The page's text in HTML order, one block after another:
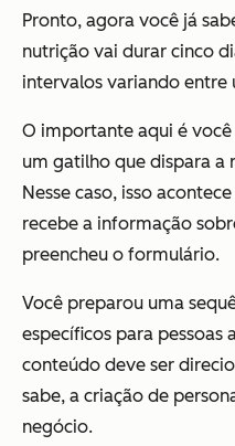
Pronto, agora você já
nutrição vai durar cinco
intervalos variando entre
O importante aqui é
um gatilho que dispara a
Nesse caso, isso
recebe a informação
preencheu o formulário.
Você preparou uma
específicos para pessoas
conteúdo deve ser
sabe, a criação de
negócio.